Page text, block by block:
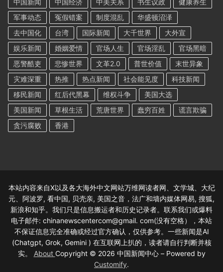
中国新闻
中国经济 中美关系 书生议政
健康养生
军事动态
冤假错案 制度混乱
华盛顿沼泽
去中国化
台湾 国际新闻 大千世界
大外宣
娱乐新闻
婚姻爱情 官场人生 官场淫乱
官场黑暗
恶警酷吏
悲惨世界 文革2.0 普世价值
末世异象
灾难深重
热推 热点新闻 社会能见度
科技新闻
移民新闻
红后代黑幕 维权斗争
美国大选
美国新闻
草根生活 荒唐世界 蠢穷百姓
谎言欺骗
贪污腐败
香港
本站内容来自X以及各大海外中文网站万维网读者网、文学城、大纪
元、阿波罗, 看中国, 贝壳亲, 美国之音，法广和墙内媒体网易, 搜狐,
新浪和知乎。我们只是信息搬运者和历史记录者。联系我们或爆料
电子邮件: chinanewscentercom@gmail. com(没有空格），本站
不保证信息完全准确或经过官方确认，仅供参考。一些新闻是AI
(Chatgpt, Grok, Gemini ) 在互联网上扒的，读者请自行判断并核
实。 About Copyright © 2026 中国新闻中心 – Powered by
Customify.